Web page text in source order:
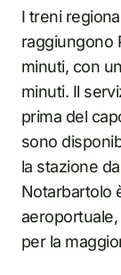
I treni
raggiungono
minuti, con
minuti. Il
prima del
sono
la stazione
Notarbartolo
per la